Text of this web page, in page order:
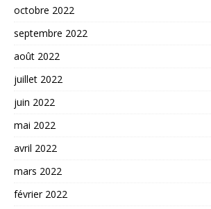
octobre 2022
septembre 2022
août 2022
juillet 2022
juin 2022
mai 2022
avril 2022
mars 2022
février 2022